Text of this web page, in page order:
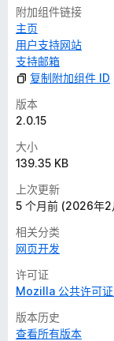
附加组件链接
主页
用户支持网站
支持邮箱
复制附加组件 ID
版本
2.0.15
大小
139.35 KB
上次更新
5 个月前 (2026年2
相关分类
网页开发
许可证
Mozilla 公共许可
版本历史
查看所有版本